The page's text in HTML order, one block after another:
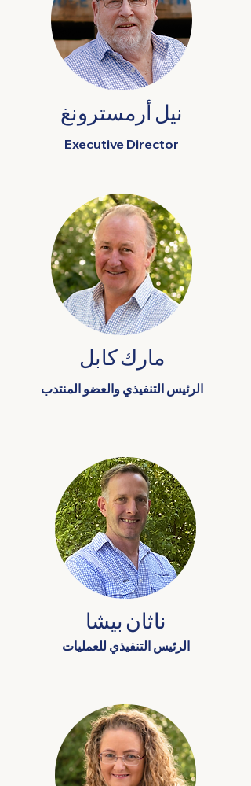
نيل أرمسترونغ
Executive Director
مارك كابل
الرئيس التنفيذي والعضو المنتدب
ناثان بيشا
الرئيس التنفيذي للعمليات